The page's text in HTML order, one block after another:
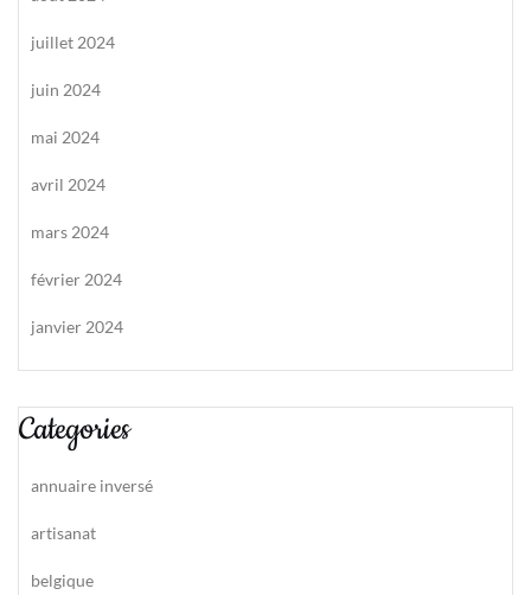
juillet 2024
juin 2024
mai 2024
avril 2024
mars 2024
février 2024
janvier 2024
Categories
annuaire inversé
artisanat
belgique